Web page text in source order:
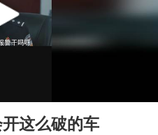
“不怕六爷挂得多 就怕六爷挂一颗”
有序停课
苑火灾或由烟头引起
正面袭击贯穿浙江
这么破的车